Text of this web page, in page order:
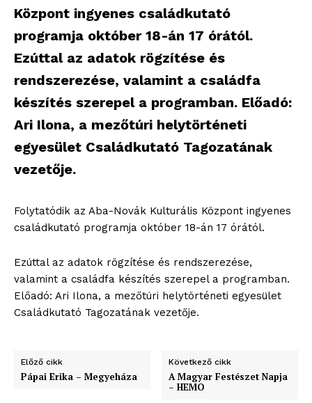
Központ ingyenes családkutató
programja október 18-án 17 órától.
Ezúttal az adatok rögzítése és
rendszerezése, valamint a családfa
készítés szerepel a programban. Előadó:
Ari Ilona, a mezőtúri helytörténeti
egyesület Családkutató Tagozatának
vezetője.
Folytatódik az Aba-Novák Kulturális Központ ingyenes
családkutató programja október 18-án 17 órától.
Ezúttal az adatok rögzítése és rendszerezése,
valamint a családfa készítés szerepel a programban.
Előadó: Ari Ilona, a mezőtúri helytörténeti egyesület
Családkutató Tagozatának vezetője.
Előző cikk
Pápai Erika – Megyeháza
Következő cikk
A Magyar Festészet Napja
– HEMO